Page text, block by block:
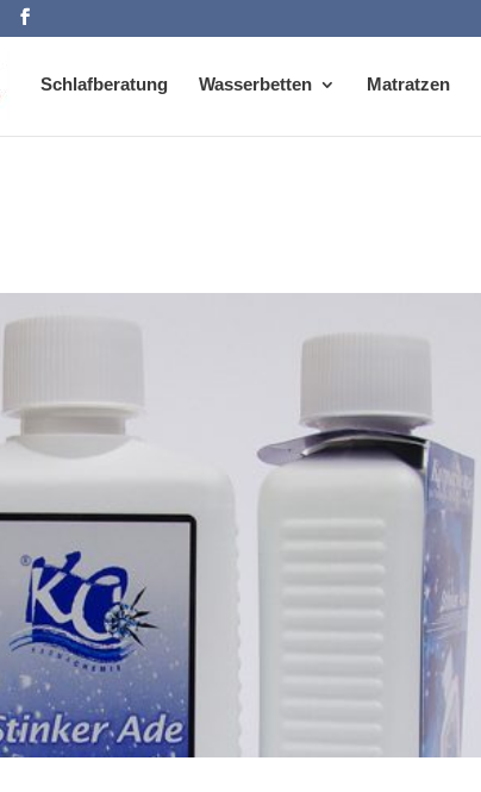
Schlafberatung Wasserbetten Matratzen